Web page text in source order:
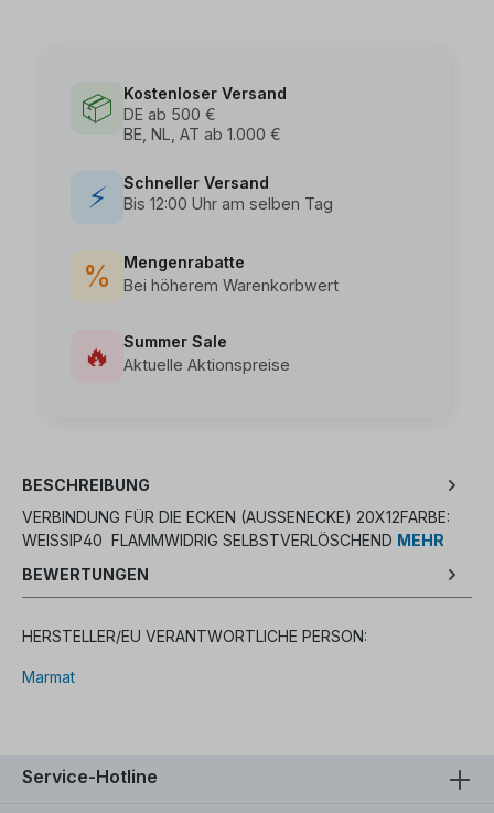
📦
Kostenloser Versand
DE ab 500 €
BE, NL, AT ab 1.000 €
⚡
Schneller Versand
Bis 12:00 Uhr am selben Tag
%
Mengenrabatte
Bei höherem Warenkorbwert
🔥
Summer Sale
Aktuelle Aktionspreise
BESCHREIBUNG
VERBINDUNG FÜR DIE ECKEN (AUSSENECKE) 20X12FARBE: W
EISSIP40 FLAMMWIDRIG SELBSTVERLÖSCHEND MEHR
BEWERTUNGEN
HERSTELLER/EU VERANTWORTLICHE PERSON:
Marmat
Service-Hotline